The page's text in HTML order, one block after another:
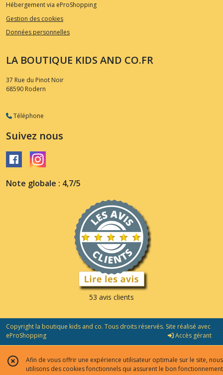
Hébergement via eProShopping
Gestion des cookies
Données personnelles
LA BOUTIQUE KIDS AND CO.FR
37 Rue du Pinot Noir
68590 Rodern
Téléphone
Suivez nous
Note globale : 4,7/5
53 avis clients
Copyright la boutique kids and co. Tous droits réservés. Site réalisé avec
eProShopping
Accès gérant
Afin de vous offrir une expérience utilisateur optimale sur le site, nous
utilisons des cookies fonctionnels qui assurent le bon fonctionnement